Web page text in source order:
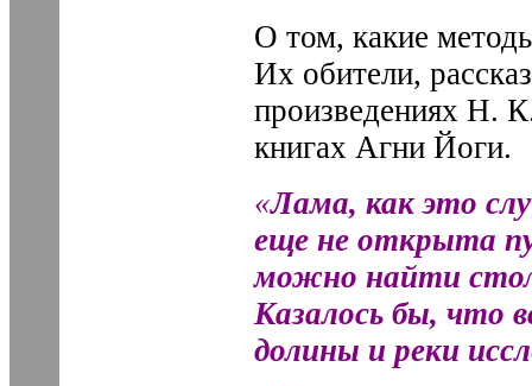
О том, какие
Их обители,
произведениях Н.
книгах Агни Йоги.
«Лама, как это
еще не открыта
можно найти
Казалось бы, что
долины и реки